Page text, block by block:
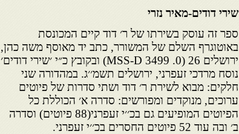
שירי דודים-מאיר נזרי
ספר זה עוסק בשירתו של ר׳ דוד קיים המכונסת
באוטוגרף השלם של המשורר, כתב יד מאוסף משה כהן,
ירושלים 26 (0. 3499 MSS-D) ובקובץ כ״י ׳שירי דודים׳
נוסח מרדכי זעפרני, ירושלים תשמ׳׳ג. במהדורה שני
חלקים: מבוא לשירת ר׳ דוד ושתי סדרות של פיוטים
ערוכים, מנוקדים ומפורשים: סדרה א׳ הכוללת כל
הפיוטים המופיעים גם בכ׳׳י זעפרני(88 פיוטים) וסדרה
ב׳ ובה עוד 52 פיוטים החסרים בכ׳׳י זעפרני.